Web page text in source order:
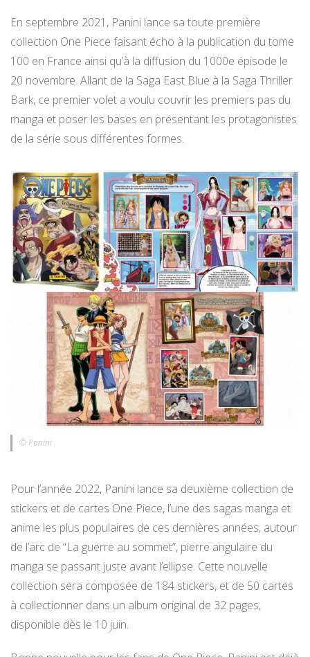
En septembre 2021, Panini lance sa toute première
collection One Piece faisant écho à la publication du tome
100 en France ainsi qu’à la diffusion du 1000e épisode le
20 novembre. Allant de la Saga East Blue à la Saga Thriller
Bark, ce premier volet a voulu couvrir les premiers pas du
manga et poser les bases en présentant les protagonistes
de la série sous différentes formes.
© Panini
Pour l’année 2022, Panini lance sa deuxième collection de
stickers et de cartes One Piece, l’une des sagas manga et
anime les plus populaires de ces dernières années, autour
de l’arc de “La guerre au sommet”, pierre angulaire du
manga se passant juste avant l’ellipse. Cette nouvelle
collection sera composée de 184 stickers, et de 50 cartes
à collectionner dans un album original de 32 pages,
disponible dès le 10 juin.